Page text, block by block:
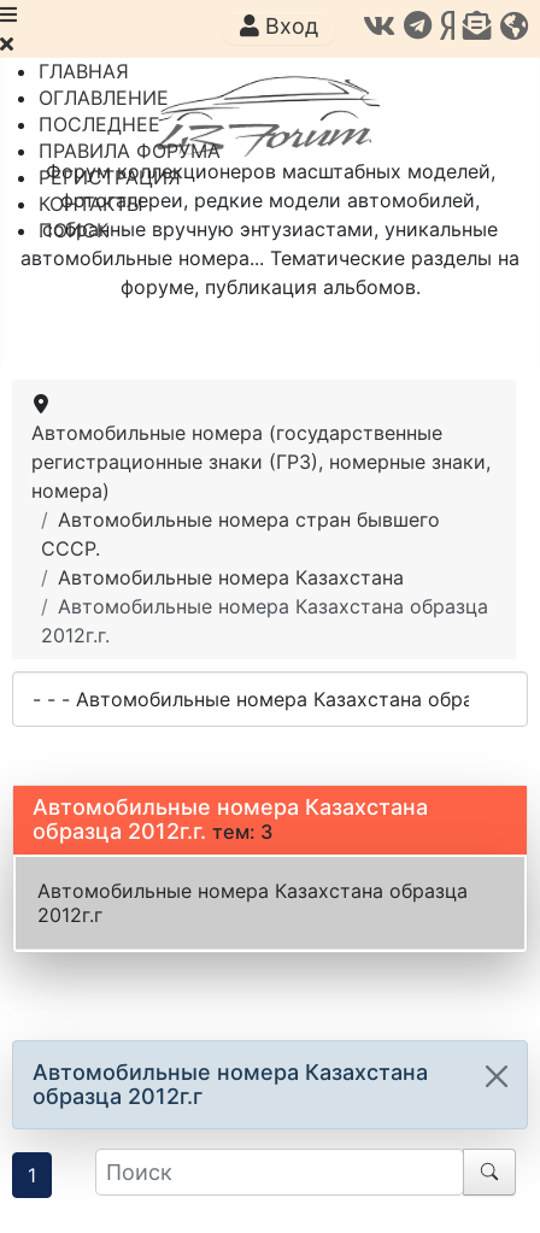
Форум коллекционеров масштабных моделей,
фотогалереи, редкие модели автомобилей,
собранные вручную энтузиастами, уникальные
автомобильные номера... Тематические разделы на
форуме, публикация альбомов.
Вход
ГЛАВНАЯ
ОГЛАВЛЕНИЕ
ПОСЛЕДНЕЕ
ПРАВИЛА ФОРУМА
РЕГИСТРАЦИЯ
КОНТАКТЫ
ПОИСК
Автомобильные номера (государственные
регистрационные знаки (ГРЗ), номерные знаки,
номера)
Автомобильные номера стран бывшего
СССР.
Автомобильные номера Казахстана
Автомобильные номера Казахстана образца
2012г.г.
Автомобильные номера Казахстана
образца 2012г.г. тем: 3
Автомобильные номера Казахстана образца
2012г.г
Автомобильные номера Казахстана
образца 2012г.г
1